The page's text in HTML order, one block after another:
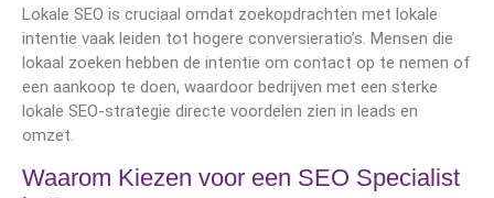
Lokale SEO is cruciaal omdat zoekopdrachten met lokale
intentie vaak leiden tot hogere conversieratio’s. Mensen die
lokaal zoeken hebben de intentie om contact op te nemen of
een aankoop te doen, waardoor bedrijven met een sterke
lokale SEO-strategie directe voordelen zien in leads en
omzet.
Waarom Kiezen voor een SEO Specialist